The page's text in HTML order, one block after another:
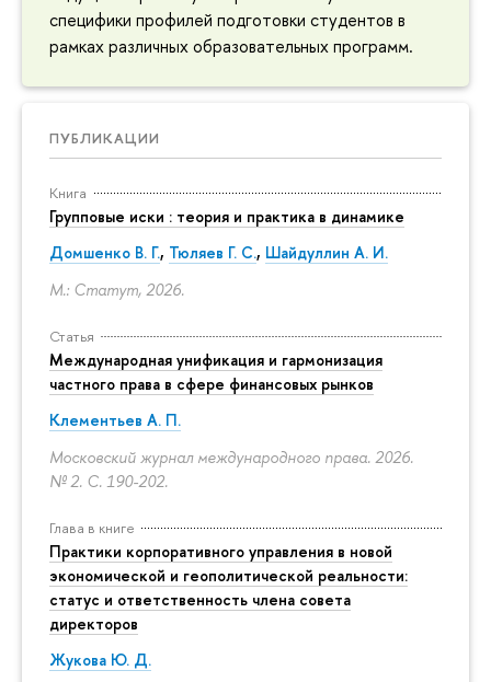
специфики профилей подготовки студентов в
рамках различных образовательных программ.
ПУБЛИКАЦИИ
Книга
Групповые иски : теория и практика в динамике
Домшенко В. Г., Тюляев Г. С., Шайдуллин А. И.
М.: Статут, 2026.
Статья
Международная унификация и гармонизация
частного права в сфере финансовых рынков
Клементьев А. П.
Московский журнал международного права. 2026.
№ 2. С. 190-202.
Глава в книге
Практики корпоративного управления в новой
экономической и геополитической реальности:
статус и ответственность члена совета
директоров
Жукова Ю. Д.